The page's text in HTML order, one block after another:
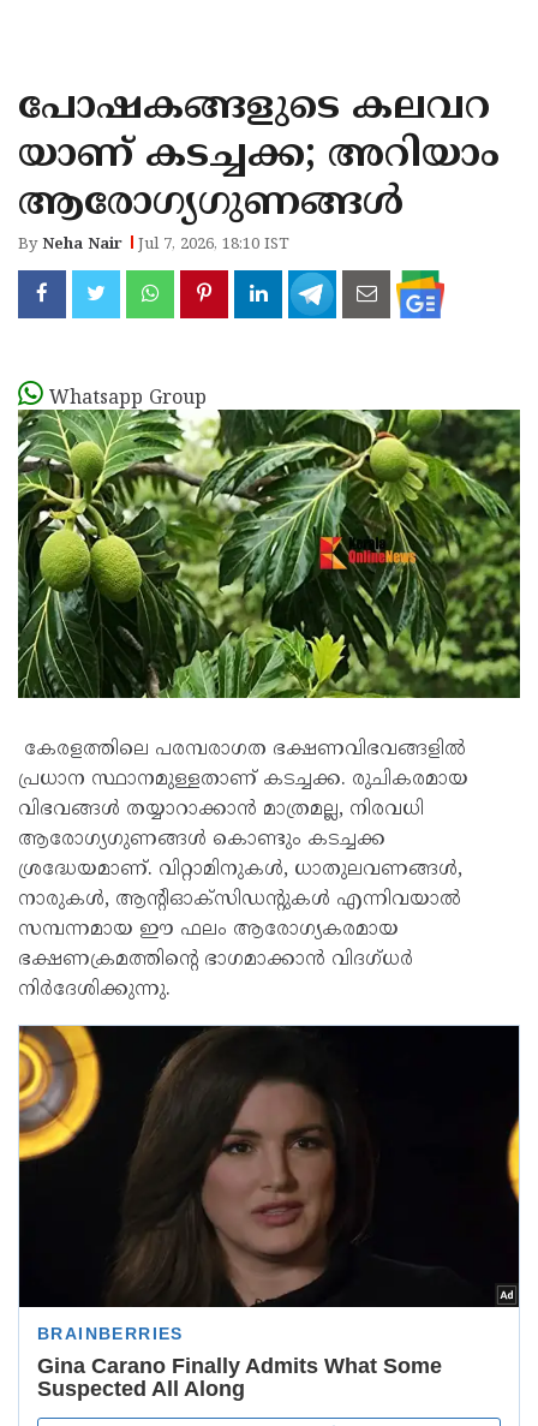
KANNUR
KASARAGOD
പോഷകങ്ങളുടെ കലവറ
യാണ് കടച്ചക്ക; അറിയാം
ആരോഗ്യഗുണങ്ങൾ
ByNeha Nair Jul 7, 2026, 18:10 IST
Whatsapp Group
കേരളത്തിലെ പരമ്പരാഗത ഭക്ഷണവിഭവങ്ങളിൽ
പ്രധാന സ്ഥാനമുള്ളതാണ് കടച്ചക്ക. രുചികരമായ
വിഭവങ്ങൾ തയ്യാറാക്കാൻ മാത്രമല്ല, നിരവധി
ആരോഗ്യഗുണങ്ങൾ കൊണ്ടും കടച്ചക്ക
ശ്രദ്ധേയമാണ്. വിറ്റാമിനുകൾ, ധാതുലവണങ്ങൾ,
നാരുകൾ, ആന്റിഓക്സിഡന്റുകൾ എന്നിവയാൽ
സമ്പന്നമായ ഈ ഫലം ആരോഗ്യകരമായ
ഭക്ഷണക്രമത്തിന്റെ ഭാഗമാക്കാൻ വിദഗ്ധർ
നിർദേശിക്കുന്നു.